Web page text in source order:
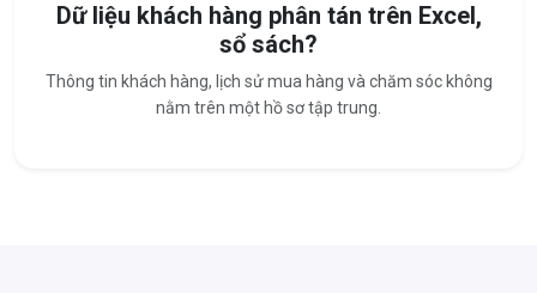
Dữ liệu khách hàng phân tán trên Excel,
sổ sách?
Thông tin khách hàng, lịch sử mua hàng và chăm sóc không
nằm trên một hồ sơ tập trung.